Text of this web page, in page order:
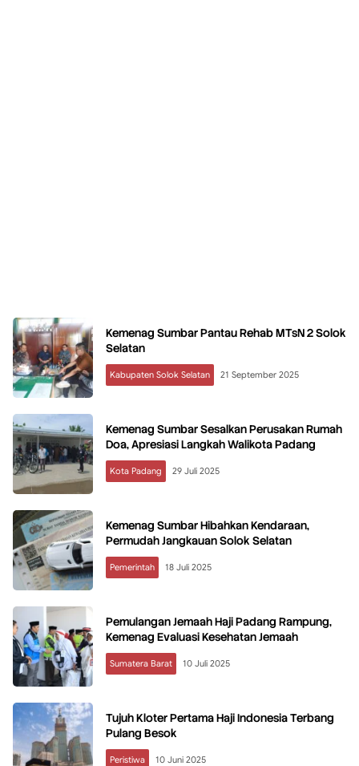
Kemenag Sumbar Pantau Rehab MTsN 2 Solok
Selatan
Kabupaten Solok Selatan 21 September 2025
Kemenag Sumbar Sesalkan Perusakan Rumah
Doa, Apresiasi Langkah Walikota Padang
Kota Padang 29 Juli 2025
Kemenag Sumbar Hibahkan Kendaraan,
Permudah Jangkauan Solok Selatan
Pemerintah 18 Juli 2025
Pemulangan Jemaah Haji Padang Rampung,
Kemenag Evaluasi Kesehatan Jemaah
Sumatera Barat 10 Juli 2025
Tujuh Kloter Pertama Haji Indonesia Terbang
Pulang Besok
Peristiwa 10 Juni 2025